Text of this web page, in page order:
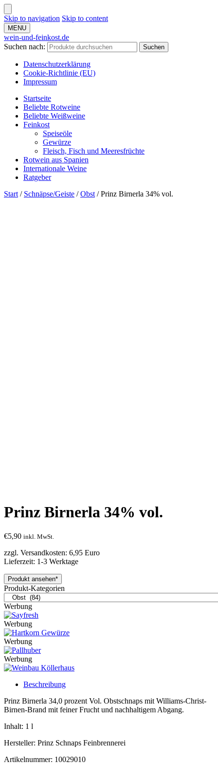
Skip to navigation Skip to content
MENU
wein-und-feinkost.de
Suchen nach:
Suchen
Datenschutzerklärung
Cookie-Richtlinie (EU)
Impressum
Startseite
Beliebte Rotweine
Beliebte Weißweine
Feinkost
Speiseöle
Gewürze
Fleisch, Fisch und Meeresfrüchte
Rotwein aus Spanien
Internationale Weine
Ratgeber
Start / Schnäpse/Geiste /Obst /Prinz Birnerla 34% vol.
Prinz Birnerla 34% vol.
€5,90 inkl. MwSt.
zzgl. Versandkosten: 6,95 Euro
Lieferzeit: 1-3 Werktage
Produkt ansehen*
Produkt-Kategorien
Werbung
Werbung
Werbung
Werbung
Beschreibung
Prinz Birnerla 34,0 prozent Vol. Obstschnaps mit Williams-Christ-
Birnen-Brand mit feiner Frucht und nachhaltigem Abgang.
Inhalt: 1 l
Hersteller: Prinz Schnaps Feinbrennerei
Artikelnummer: 10029010